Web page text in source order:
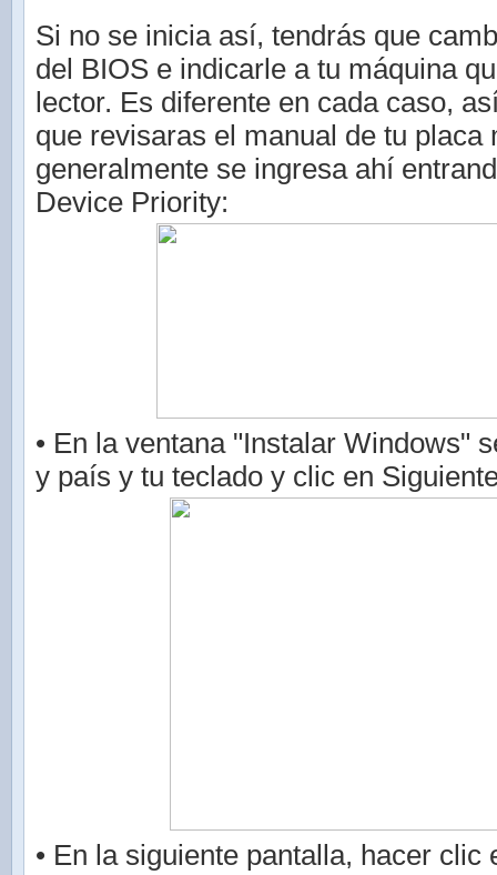
Si no se inicia así, tendrás que
del BIOS e indicarle a tu máquina
lector. Es diferente en cada caso,
que revisaras el manual de tu placa
generalmente se ingresa ahí
Device Priority:
• En la ventana "Instalar Windows"
y país y tu teclado y clic en
• En la siguiente pantalla, hacer clic